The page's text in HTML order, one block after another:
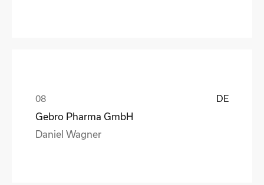
DE
Gebro Pharma GmbH
Daniel Wagner